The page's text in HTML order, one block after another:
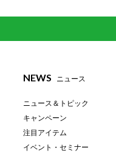
NEWS ニュース
ニュース＆トピック
キャンペーン
注目アイテム
イベント・セミナー